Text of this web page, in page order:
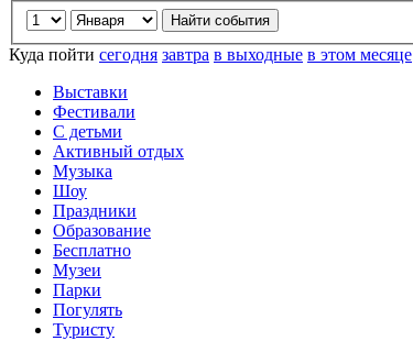
Куда пойти сегодня завтра в выходные в этом месяце
Выставки
Фестивали
С детьми
Активный отдых
Музыка
Шоу
Праздники
Образование
Бесплатно
Музеи
Парки
Погулять
Туристу